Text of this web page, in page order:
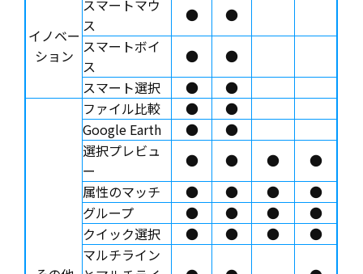
イノベー
ション
スマートマウ
ス
●
●
スマートボイ
ス
●
●
スマート選択
● ●
ファイル比較 ●
●
Google Earth
●
●
選択プレビュ
ー
● ● ●
●
属性のマッチ
● ● ●
●
グループ
● ● ●
●
クイック選択
● ● ●
●
マルチライン